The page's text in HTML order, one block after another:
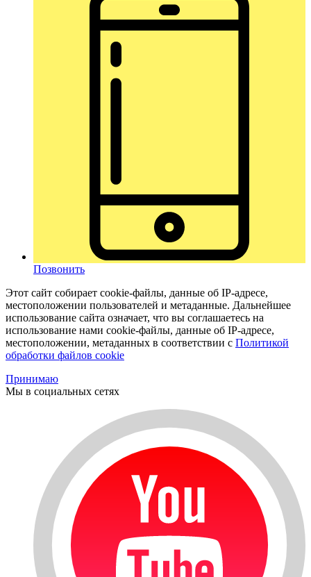
Позвонить
Этот сайт собирает cookie-файлы, данные об IP-адресе,
местоположении пользователей и метаданные. Дальнейшее
использование сайта означает, что вы соглашаетесь на
использование нами cookie-файлы, данные об IP-адресе,
местоположении, метаданных в соответствии с Политикой
обработки файлов cookie
Принимаю
Мы в социальных сетях